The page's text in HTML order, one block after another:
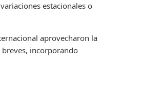
estacionales o
aprovecharon la
incorporando